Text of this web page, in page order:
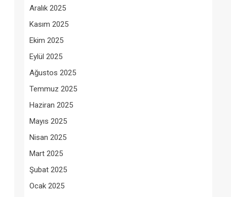
Aralık 2025
Kasım 2025
Ekim 2025
Eylül 2025
Ağustos 2025
Temmuz 2025
Haziran 2025
Mayıs 2025
Nisan 2025
Mart 2025
Şubat 2025
Ocak 2025